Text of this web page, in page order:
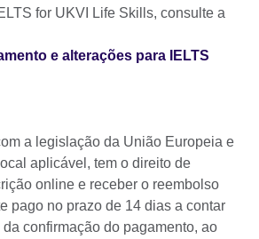
for UKVI Life Skills, consulte a
e alterações para IELTS
a legislação da União Europeia e
aplicável, tem o direito de
online e receber o reembolso
pago no prazo de 14 dias a contar
confirmação do pagamento, ao